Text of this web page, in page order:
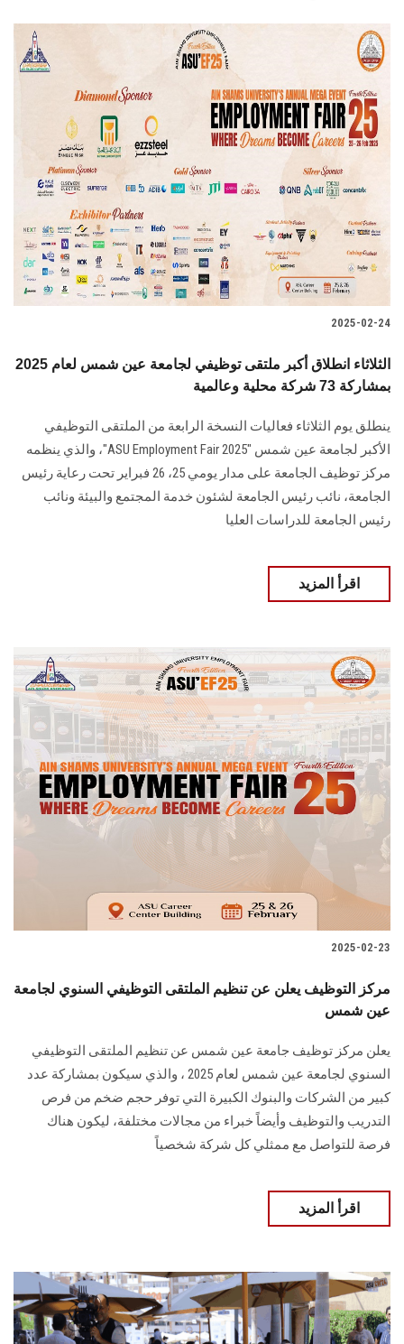
الإعلام
هيئة التدريس
الدراسات العليا
الخريجين
سجل الان
2025-02-24
الثلاثاء انطلاق أكبر ملتقى توظيفي لجامعة عين شمس لعام 2025
بمشاركة 73 شركة محلية وعالمية
ينطلق يوم الثلاثاء فعاليات النسخة الرابعة من الملتقى التوظيفي
الأكبر لجامعة عين شمس "ASU Employment Fair 2025"، والذي ينظمه
مركز توظيف الجامعة على مدار يومي 25، 26 فبراير تحت رعاية رئيس
الجامعة، نائب رئيس الجامعة لشئون خدمة المجتمع والبيئة ونائب
رئيس الجامعة للدراسات العليا
اقرأ المزيد
2025-02-23
مركز التوظيف يعلن عن تنظيم الملتقى التوظيفي السنوي لجامعة
عين شمس
يعلن مركز توظيف جامعة عين شمس عن تنظيم الملتقى التوظيفي
السنوي لجامعة عين شمس لعام 2025 ، والذي سيكون بمشاركة عدد
كبير من الشركات والبنوك الكبيرة التي توفر حجم ضخم من فرص
التدريب والتوظيف وأيضاً خبراء من مجالات مختلفة، ليكون هناك
فرصة للتواصل مع ممثلي كل شركة شخصياً
اقرأ المزيد